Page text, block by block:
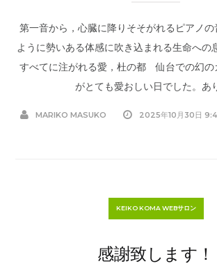
第一音から，心臓に降りそそがれるピアノ
ように勢いある体感に吹き込まれる生命への
すべてに注がれる愛，杜の都 仙台での幻の
がとても愛おしい日でした。あ
MARIKO MASUKO 2025年10月30日
KEIKO KOMA WEBサロン
感謝致します！